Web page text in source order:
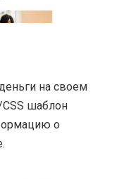
на своем
CSS шаблон
о